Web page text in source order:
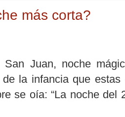
más corta?
San Juan, noche
de la infancia que
se oía: “La noche